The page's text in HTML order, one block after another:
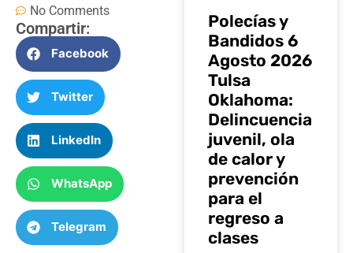
No Comments
Compartir:
Facebook
Twitter
LinkedIn
WhatsApp
Telegram
Polecías y
Bandidos 6
Agosto 2026
Tulsa
Oklahoma:
Delincuencia
juvenil, ola
de calor y
prevención
para el
regreso a
clases